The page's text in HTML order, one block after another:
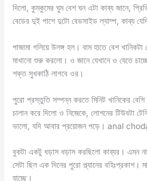
দিলো, কুমকুমের ঘুম বেশ ঘন এটা কাব্য জানে,
বেডের দুই পাশে দুটো বেডসাইড ল্যাম্প, কাব্য
পাজামা গলিয়ে উলঙ্গ হল। বাম হাতে বেশ
মাখানো শুরু করলো। ও জানে যেখানে ও যেতে
শক্ত সুখকাঠি লাগবে ওর।
পুরো প্রস্তুতি সম্পন্ন করতে মিনিট খানিকের বেশি
চালান করে দিলো ও নিজেকে, লোশনের টিউবটা
ভালো, যদি আবার প্রয়োজন পড়ে। anal
বুকটা একটু ধড়াস ধড়াস করছিলো কাব্যর। এমন
সেটা ছিল এক দিনের পুরো প্ল্যানের
যাচ্ছে।